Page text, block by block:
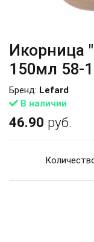
Икорница
150мл 58-
В наличии
Бренд: Lefard
46.90 руб.